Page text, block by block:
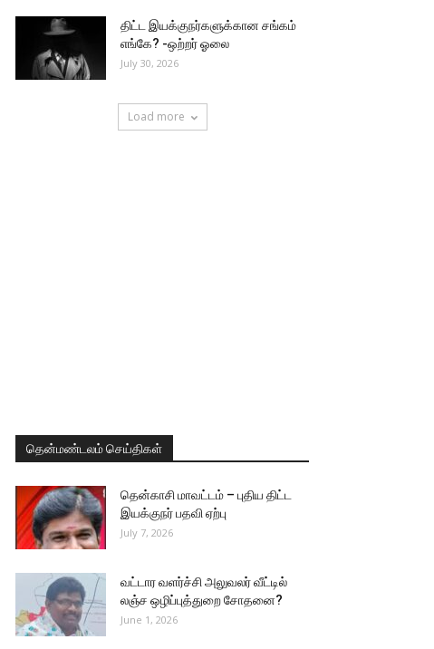
திட்ட இயக்குநர்களுக்கான சங்கம்
எங்கே? -ஒற்றர் ஓலை
July 30, 2026
Load more
தென்மண்டலம் செய்திகள்
தென்காசி மாவட்டம் – புதிய திட்ட
இயக்குநர் பதவி ஏற்பு
July 7, 2026
வட்டார வளர்ச்சி அலுவலர் வீட்டில்
லஞ்ச ஒழிப்புத்துறை சோதனை?
June 1, 2026